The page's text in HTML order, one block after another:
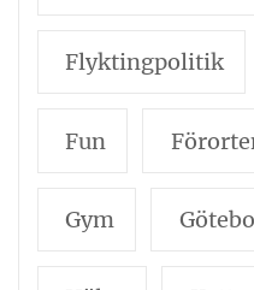
Flyktingpolitik
Fun
Gym